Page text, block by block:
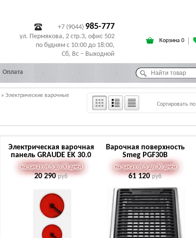
+7 (9044) 985-777
ул. Пермякова, 2 стр.3, офис 502
по будням с 10:00 до 18:00,
Сб, Вс – Выходной
Корзина 0
Оплата
Сортировать по
» Электрические варочные
Электрическая варочная
панель GRAUDE EK 30.0
W
на заказ от 5 до 30 дней
20 290руб
Варочная поверхность
Smeg PGF30B
на заказ от 5 до 30 дней
61 120руб